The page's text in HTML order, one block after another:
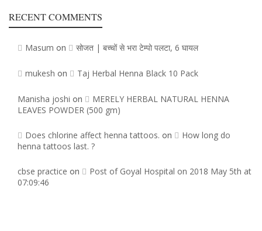
RECENT COMMENTS
Masum on सोजत | बच्चों से भरा टेम्पो पलटा, 6 घायल
mukesh on Taj Herbal Henna Black 10 Pack
Manisha joshi on
MERELY HERBAL NATURAL HENNA
LEAVES POWDER (500 gm)
Does chlorine affect henna tattoos. on
How long do
henna tattoos last. ?
cbse practice on
Post of Goyal Hospital on 2018 May 5th at
07:09:46